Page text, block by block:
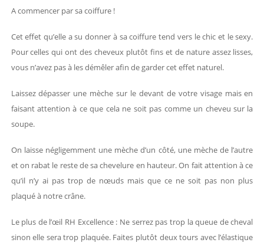
A commencer par sa coiffure !
Cet effet qu’elle a su donner à sa coiffure tend vers le chic et le sexy.
Pour celles qui ont des cheveux plutôt fins et de nature assez lisses,
vous n’avez pas à les démêler afin de garder cet effet naturel.
Laissez dépasser une mèche sur le devant de votre visage mais en
faisant attention à ce que cela ne soit pas comme un cheveu sur la
soupe.
On laisse négligemment une mèche d’un côté, une mèche de l’autre
et on rabat le reste de sa chevelure en hauteur. On fait attention à ce
qu’il n’y ai pas trop de nœuds mais que ce ne soit pas non plus
plaqué à notre crâne.
Le plus de l’œil RH Excellence : Ne serrez pas trop la queue de cheval
sinon elle sera trop plaquée. Faites plutôt deux tours avec l’élastique